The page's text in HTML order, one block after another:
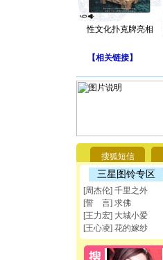
性文化扑克牌亮相
【相关链接】
搜狐短信
三星图铃专区
[周杰伦] 千里之外
[誓 言] 求佛
[王力宏] 大城小爱
[王心凌] 花的嫁纱